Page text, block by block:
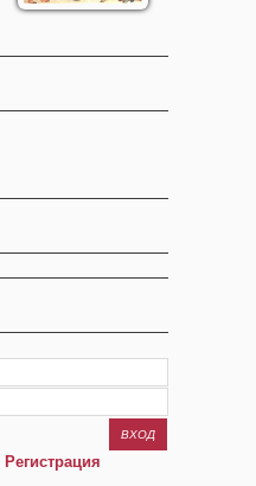
Регистрация